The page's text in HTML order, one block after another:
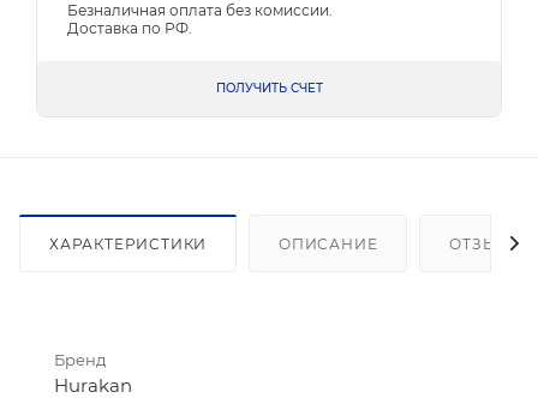
Безналичная оплата без комиссии.
Доставка по РФ.
ПОЛУЧИТЬ СЧЕТ
ХАРАКТЕРИСТИКИ ОПИСАНИЕ ОТЗЫВЫ
Бренд
Hurakan